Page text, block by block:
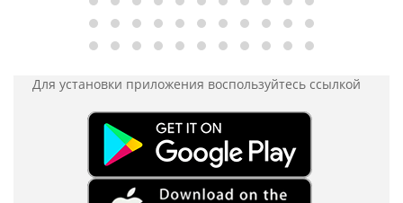
Для установки приложения воспользуйтесь ссылкой